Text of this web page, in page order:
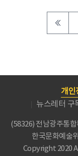
개인
뉴스레터 구
(58326) 전남광주통
한국문화예술
Copyright 2020